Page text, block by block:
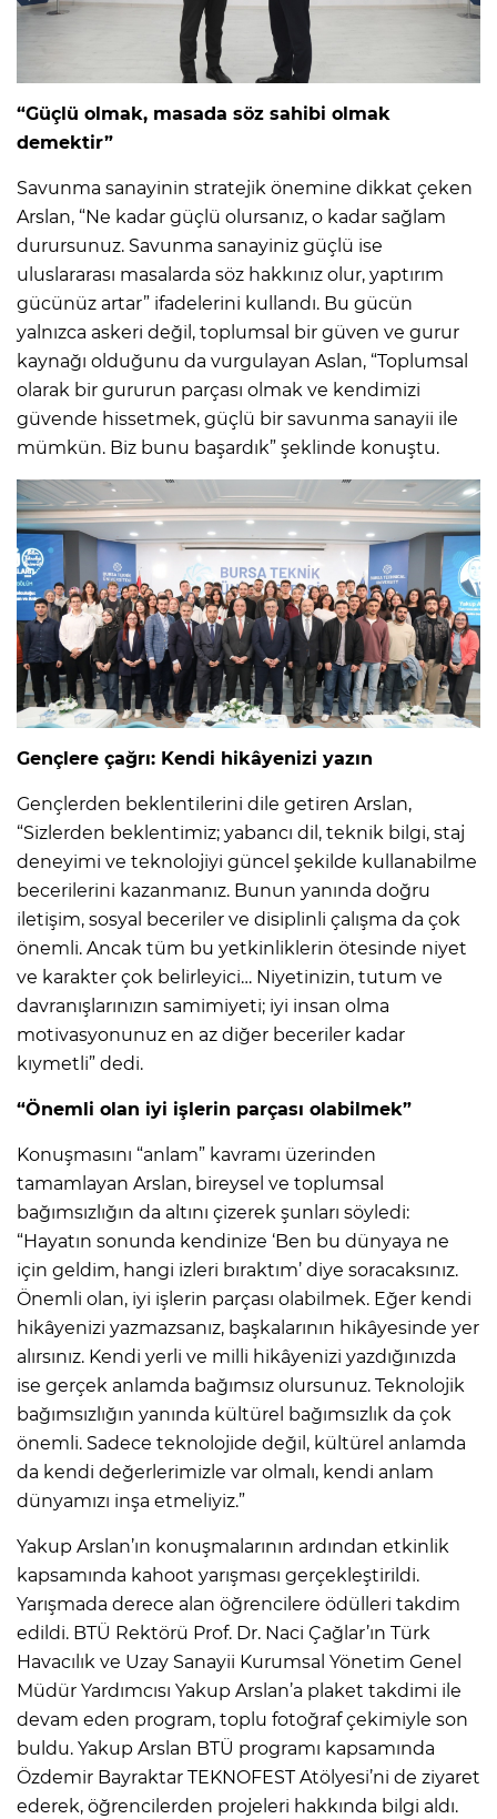
“Güçlü olmak, masada söz sahibi olmak
demektir”
Savunma sanayinin stratejik önemine dikkat çeken
Arslan, “Ne kadar güçlü olursanız, o kadar sağlam
durursunuz. Savunma sanayiniz güçlü ise
uluslararası masalarda söz hakkınız olur, yaptırım
gücünüz artar” ifadelerini kullandı. Bu gücün
yalnızca askeri değil, toplumsal bir güven ve gurur
kaynağı olduğunu da vurgulayan Aslan, “Toplumsal
olarak bir gururun parçası olmak ve kendimizi
güvende hissetmek, güçlü bir savunma sanayii ile
mümkün. Biz bunu başardık” şeklinde konuştu.
Gençlere çağrı: Kendi hikâyenizi yazın
Gençlerden beklentilerini dile getiren Arslan,
“Sizlerden beklentimiz; yabancı dil, teknik bilgi, staj
deneyimi ve teknolojiyi güncel şekilde kullanabilme
becerilerini kazanmanız. Bunun yanında doğru
iletişim, sosyal beceriler ve disiplinli çalışma da çok
önemli. Ancak tüm bu yetkinliklerin ötesinde niyet
ve karakter çok belirleyici… Niyetinizin, tutum ve
davranışlarınızın samimiyeti; iyi insan olma
motivasyonunuz en az diğer beceriler kadar
kıymetli” dedi.
“Önemli olan iyi işlerin parçası olabilmek”
Konuşmasını “anlam” kavramı üzerinden
tamamlayan Arslan, bireysel ve toplumsal
bağımsızlığın da altını çizerek şunları söyledi:
“Hayatın sonunda kendinize ‘Ben bu dünyaya ne
için geldim, hangi izleri bıraktım’ diye soracaksınız.
Önemli olan, iyi işlerin parçası olabilmek. Eğer kendi
hikâyenizi yazmazsanız, başkalarının hikâyesinde yer
alırsınız. Kendi yerli ve milli hikâyenizi yazdığınızda
ise gerçek anlamda bağımsız olursunuz. Teknolojik
bağımsızlığın yanında kültürel bağımsızlık da çok
önemli. Sadece teknolojide değil, kültürel anlamda
da kendi değerlerimizle var olmalı, kendi anlam
dünyamızı inşa etmeliyiz.”
Yakup Arslan’ın konuşmalarının ardından etkinlik
kapsamında kahoot yarışması gerçekleştirildi.
Yarışmada derece alan öğrencilere ödülleri takdim
edildi. BTÜ Rektörü Prof. Dr. Naci Çağlar’ın Türk
Havacılık ve Uzay Sanayii Kurumsal Yönetim Genel
Müdür Yardımcısı Yakup Arslan’a plaket takdimi ile
devam eden program, toplu fotoğraf çekimiyle son
buldu. Yakup Arslan BTÜ programı kapsamında
Özdemir Bayraktar TEKNOFEST Atölyesi’ni de ziyaret
ederek, öğrencilerden projeleri hakkında bilgi aldı.